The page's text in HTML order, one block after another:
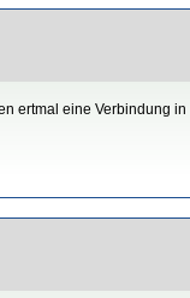
ertmal eine Verbindung